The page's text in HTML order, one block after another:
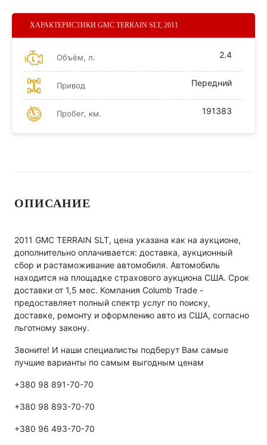
ХАРАКТЕРИСТИКИ GMC TERRAIN SLT, 2011
Объём, л. 2.4
Привод Передний
Пробег, км. 191383
ОПИСАНИЕ
2011 GMC TERRAIN SLT, цена указана как на аукционе,
дополнительно оплачивается: доставка, аукционный
сбор и растаможивание автомобиля. Автомобиль
находится на площадке страхового аукциона США. Срок
доставки от 1,5 мес. Компания Columb Trade -
предоставляет полный спектр услуг по поиску,
доставке, ремонту и оформлению авто из США, согласно
льготному закону.
Звоните! И наши специалисты подберут Вам самые
лучшие варианты по самым выгодным ценам
+380 98 891-70-70
+380 98 893-70-70
+380 96 493-70-70